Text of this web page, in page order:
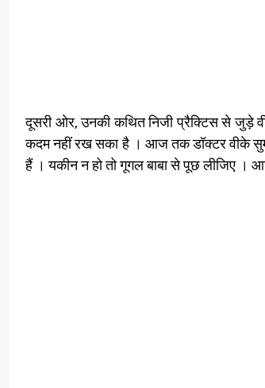
दूसरी ओर, उनकी कथित निजी प्रैक्टिस से जुड़े
कदम नहीं रख सका है । आज तक डॉक्टर वीके
हैं । यकीन न हो तो गूगल बाबा से पूछ लीजिए ।